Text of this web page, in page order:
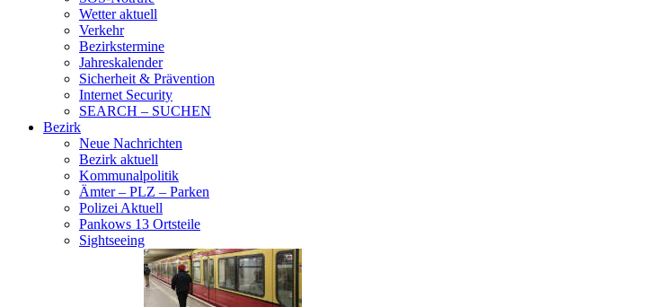
Wetter aktuell
Verkehr
Bezirkstermine
Jahreskalender
Sicherheit & Prävention
Internet Security
SEARCH – SUCHEN
Bezirk
Neue Nachrichten
Bezirk aktuell
Kommunalpolitik
Ämter – PLZ – Parken
Polizei Aktuell
Pankows 13 Ortsteile
Sightseeing